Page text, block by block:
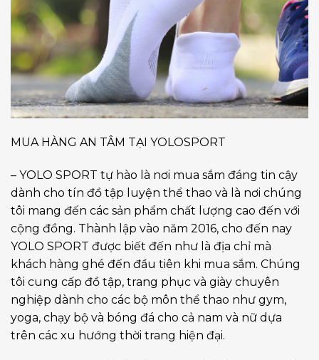
MUA HÀNG AN TÂM TẠI YOLOSPORT
– YOLO SPORT tự hào là nơi mua sắm đáng tin cậy
dành cho tín đồ tập luyện thể thao và là nơi chúng
tôi mang đến các sản phẩm chất lượng cao đến với
cộng đồng. Thành lập vào năm 2016, cho đến nay
YOLO SPORT được biết đến như là địa chỉ mà
khách hàng ghé đến đầu tiên khi mua sắm. Chúng
tôi cung cấp đồ tập, trang phục và giày chuyên
nghiệp dành cho các bộ môn thể thao như gym,
yoga, chạy bộ và bóng đá cho cả nam và nữ dựa
trên các xu hướng thời trang hiện đại.